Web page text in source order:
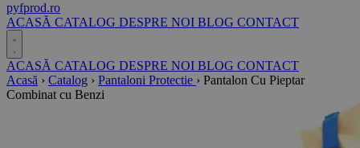
pyfprod.ro
ACASĂ CATALOG DESPRE NOI BLOG CONTACT
ACASĂ CATALOG DESPRE NOI BLOG CONTACT
Acasă › Catalog › Pantaloni Protectie › Pantalon Cu Pieptar
Combinat cu Benzi